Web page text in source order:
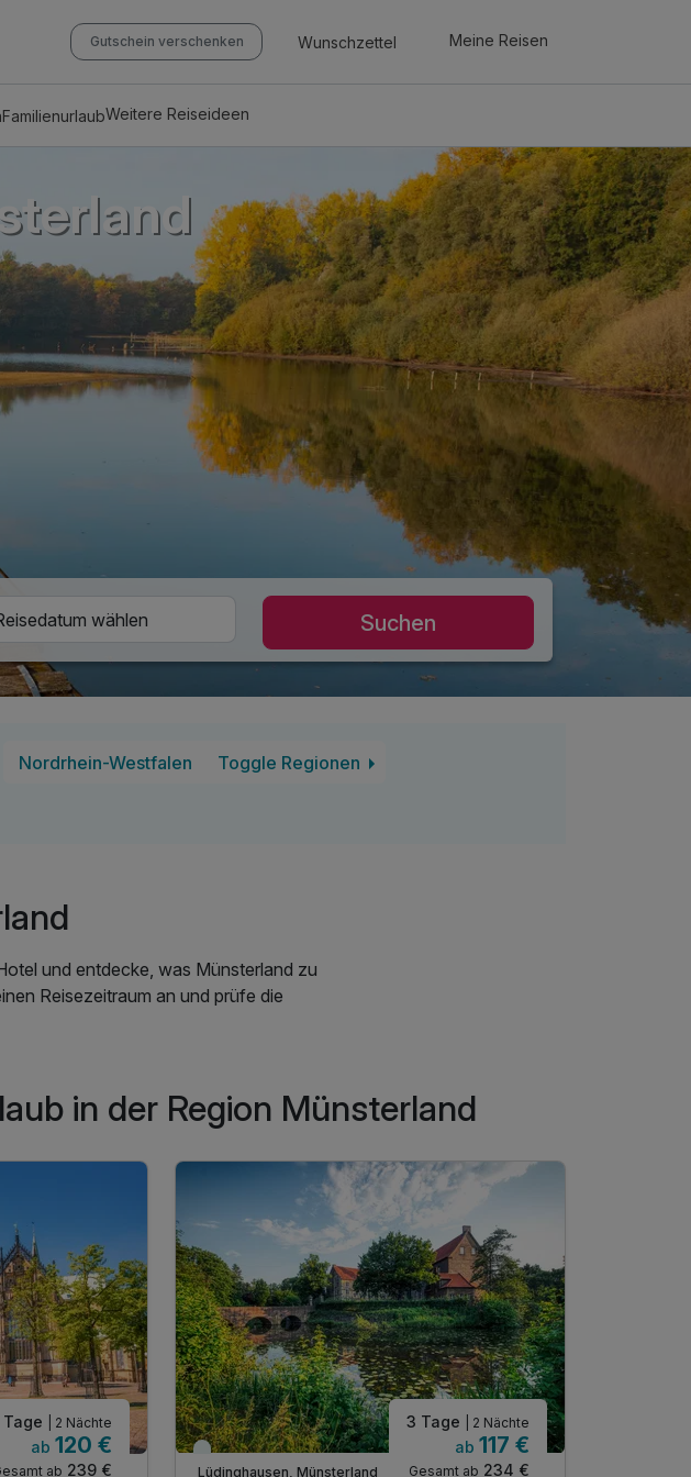
Gutschein verschenken Wunschzettel Meine Reisen
FamilienurlaubWeitere Reiseideen
Suchen
Nordrhein-Westfalen
Toggle Regionen
und entdecke, was Münsterland zu
Reisezeitraum an und prüfe die
in der Region Münsterland
Tage | 2 Nächte
ab 120 €
ab 239 €
Immer verfügbar
Lüdinghausen, Münsterland
3 Tage | 2 Nächte
ab 117 €
Gesamt ab 234 €